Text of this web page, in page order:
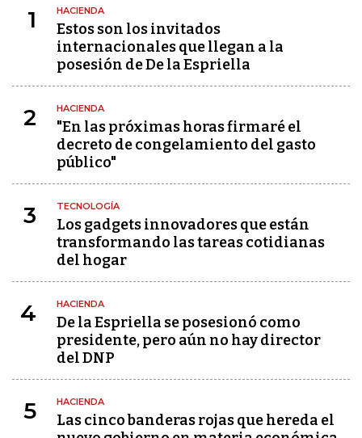
1 HACIENDA
Estos son los invitados
internacionales que llegan a la
posesión de De la Espriella
2 HACIENDA
"En las próximas horas firmaré el
decreto de congelamiento del gasto
público"
3 TECNOLOGÍA
Los gadgets innovadores que están
transformando las tareas cotidianas
del hogar
4 HACIENDA
De la Espriella se posesionó como
presidente, pero aún no hay director
del DNP
5 HACIENDA
Las cinco banderas rojas que hereda el